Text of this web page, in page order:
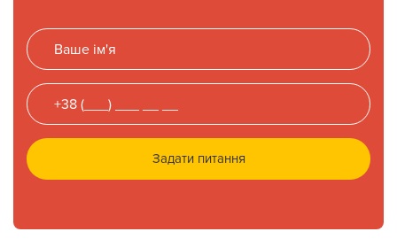
Задати питання